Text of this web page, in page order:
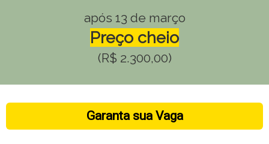
após 13 de março
Preço cheio
(R$ 2.300,00)
Garanta sua Vaga